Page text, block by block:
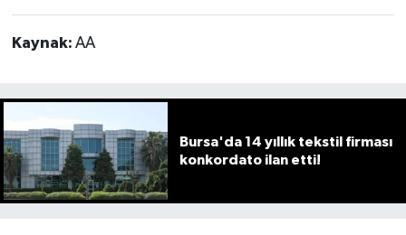
Kaynak: AA
Bursa'da 14 yıllık tekstil firması
konkordato ilan etti!